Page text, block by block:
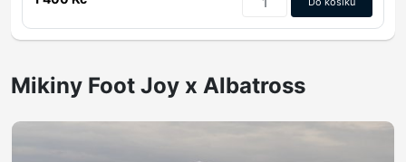
Mikiny Foot Joy x Albatross